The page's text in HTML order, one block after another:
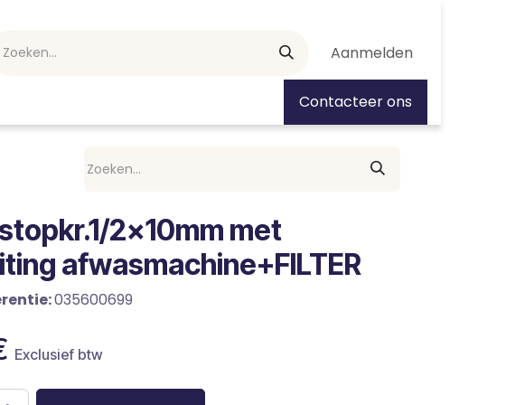
Aanmelden
Contacteer ons
2x10mm met
afwasmachine+FILTER
035600699
Exclusief btw